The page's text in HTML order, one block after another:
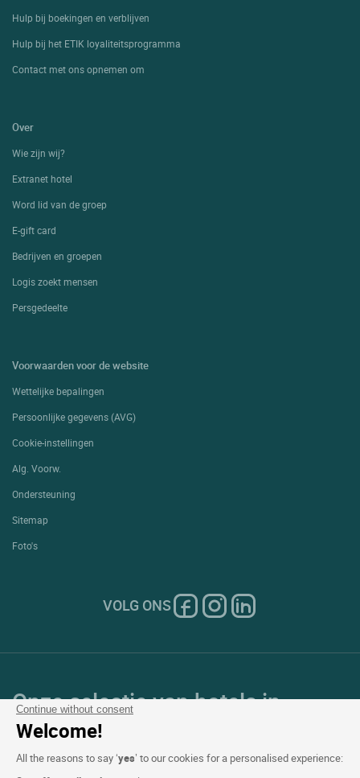
Continue without consent
Welcome!
All the reasons to say ‘yes’ to our cookies for a personalised experience:
Hulp bij boekingen en verblijven
Hulp bij het ETIK loyaliteitsprogramma
Contact met ons opnemen om
Over
Wie zijn wij?
Extranet hotel
Word lid van de groep
E-gift card
Bedrijven en groepen
Logis zoekt mensen
Persgedeelte
Voorwaarden voor de website
Wettelijke bepalingen
Persoonlijke gegevens (AVG)
Cookie-instellingen
Alg. Voorw.
Ondersteuning
Sitemap
Foto's
VOLG ONS
Onze selectie van hotels in
Frankrijk en Europa